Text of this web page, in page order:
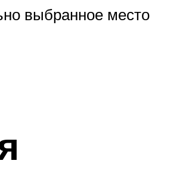
выбранное место